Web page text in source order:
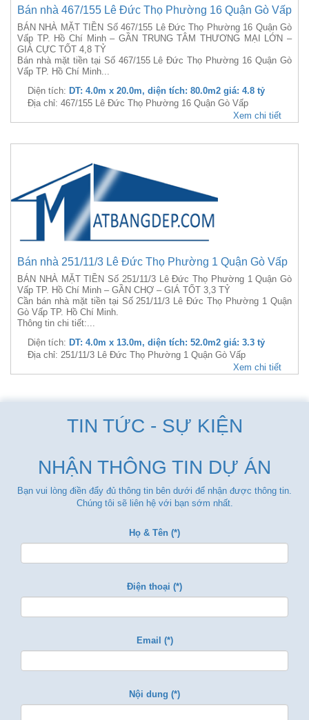
Bán nhà 467/155 Lê Đức Thọ Phường 16 Quận Gò Vấp
BÁN NHÀ MẶT TIỀN Số 467/155 Lê Đức Thọ Phường 16 Quận Gò
Vấp TP. Hồ Chí Minh – GẦN TRUNG TÂM THƯƠNG MẠI LỚN –
GIÁ CỰC TỐT 4,8 TỶ
Bán nhà mặt tiền tại Số 467/155 Lê Đức Thọ Phường 16 Quận Gò
Vấp TP. Hồ Chí Minh...
Diện tích: DT: 4.0m x 20.0m, diện tích: 80.0m2 giá: 4.8 tỷ
Địa chỉ: 467/155 Lê Đức Thọ Phường 16 Quận Gò Vấp
Xem chi tiết
Bán nhà 251/11/3 Lê Đức Thọ Phường 1 Quận Gò Vấp
BÁN NHÀ MẶT TIỀN Số 251/11/3 Lê Đức Thọ Phường 1 Quận Gò
Vấp TP. Hồ Chí Minh – GẦN CHỢ – GIÁ TỐT 3,3 TỶ
Cần bán nhà mặt tiền tại Số 251/11/3 Lê Đức Thọ Phường 1 Quận
Gò Vấp TP. Hồ Chí Minh.
Thông tin chi tiết:...
Diện tích: DT: 4.0m x 13.0m, diện tích: 52.0m2 giá: 3.3 tỷ
Địa chỉ: 251/11/3 Lê Đức Thọ Phường 1 Quận Gò Vấp
Xem chi tiết
TIN TỨC - SỰ KIỆN
NHẬN THÔNG TIN DỰ ÁN
Bạn vui lòng điền đẩy đủ thông tin bên dưới để nhận được thông tin.
Chúng tôi sẽ liên hệ với bạn sớm nhất.
Họ & Tên (*)
Điện thoại (*)
Email (*)
Nội dung (*)